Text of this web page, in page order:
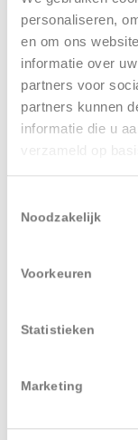
personaliseren,
en om ons
informatie over
partners voor
partners kunnen
informatie die u
verzameld op
Noodzakelijk
Voorkeuren
Statistieken
Marketing